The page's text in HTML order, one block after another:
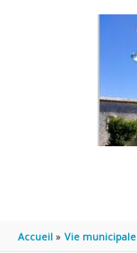
Accueil Vie municipale